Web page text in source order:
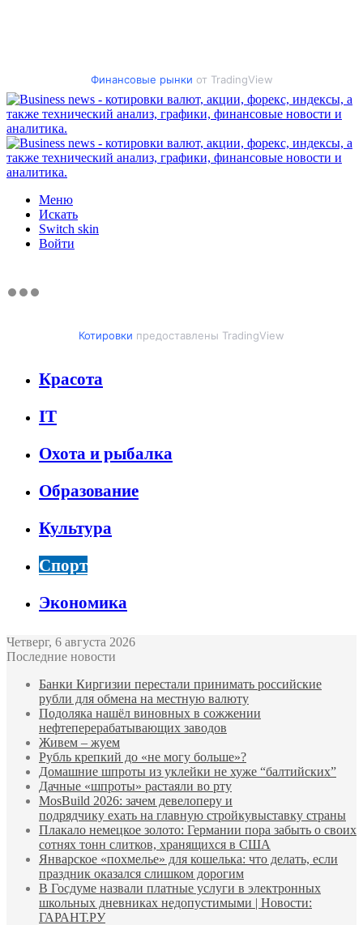
Финансовые рынки от TradingView
Меню
Искать
Switch skin
Войти
Котировки предоставлены TradingView
Красота
IT
Охота и рыбалка
Образование
Культура
Спорт
Экономика
Четверг, 6 августа 2026
Последние новости
Банки Киргизии перестали принимать российские
рубли для обмена на местную валюту
Подоляка нашёл виновных в сожжении
нефтеперерабатывающих заводов
Живем – жуем
Рубль крепкий до «не могу больше»?
Домашние шпроты из уклейки не хуже “балтийских”
Дачные «шпроты» растаяли во рту
MosBuild 2026: зачем девелоперу и
подрядчиĸу ехать на главную стройĸувыставĸу страны
Плакало немецкое золото: Германии пора забыть о своих
сотнях тонн слитков, хранящихся в США
Январское «похмелье» для кошелька: что делать, если
праздник оказался слишком дорогим
В Госдуме назвали платные услуги в электронных
школьных дневниках недопустимыми | Новости:
ГАРАНТ.РУ